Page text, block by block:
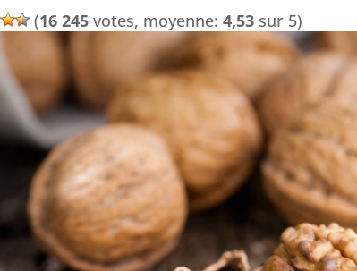
(16 245 votes, moyenne:4,53 sur 5)